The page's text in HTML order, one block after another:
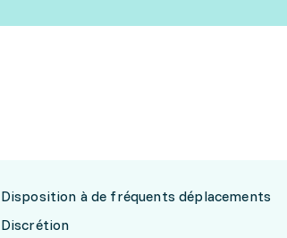
Disposition à de fréquents déplacements
Discrétion